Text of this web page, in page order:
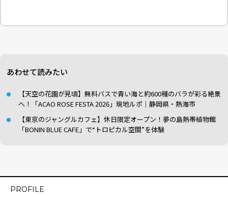
あわせて読みたい
【天空の花園が見頃】無料バスで青い海と約600種のバラが彩る絶景
へ！「ACAO ROSE FESTA 2026」現地ルポ｜静岡県・熱海市
【東京のジャングルカフェ】休日限定オープン！夢の島熱帯植物館
「BONIN BLUE CAFE」で“トロピカル空間”を体験
PROFILE